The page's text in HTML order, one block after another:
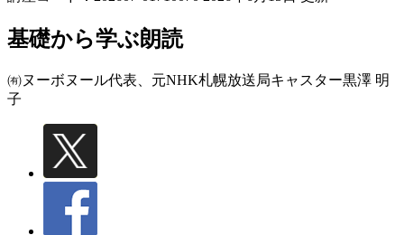
基礎から学ぶ朗読
㈲ヌーボヌール代表、元NHK札幌放送局キャスター黒澤 明
子